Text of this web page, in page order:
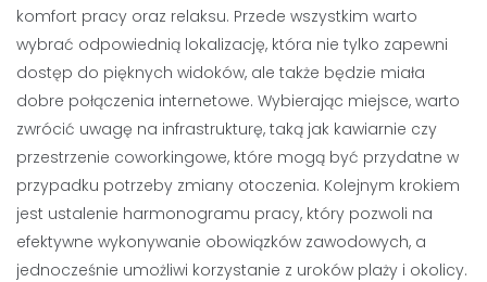
komfort pracy oraz relaksu. Przede wszystkim warto
wybrać odpowiednią lokalizację, która nie tylko zapewni
dostęp do pięknych widoków, ale także będzie miała
dobre połączenia internetowe. Wybierając miejsce, warto
zwrócić uwagę na infrastrukturę, taką jak kawiarnie czy
przestrzenie coworkingowe, które mogą być przydatne w
przypadku potrzeby zmiany otoczenia. Kolejnym krokiem
jest ustalenie harmonogramu pracy, który pozwoli na
efektywne wykonywanie obowiązków zawodowych, a
jednocześnie umożliwi korzystanie z uroków plaży i okolicy.